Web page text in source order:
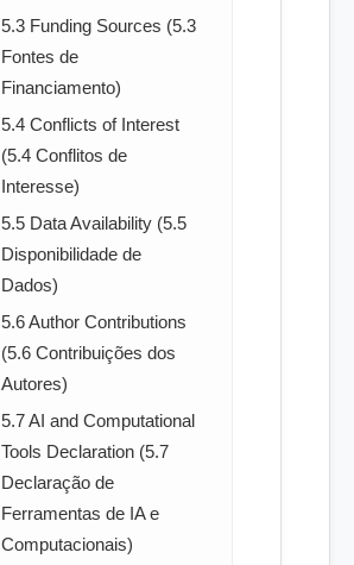
5.3 Funding Sources (5.3
Fontes de
Financiamento)
5.4 Conflicts of Interest
(5.4 Conflitos de
Interesse)
5.5 Data Availability (5.5
Disponibilidade de
Dados)
5.6 Author Contributions
(5.6 Contribuições dos
Autores)
5.7 AI and Computational
Tools Declaration (5.7
Declaração de
Ferramentas de IA e
Computacionais)